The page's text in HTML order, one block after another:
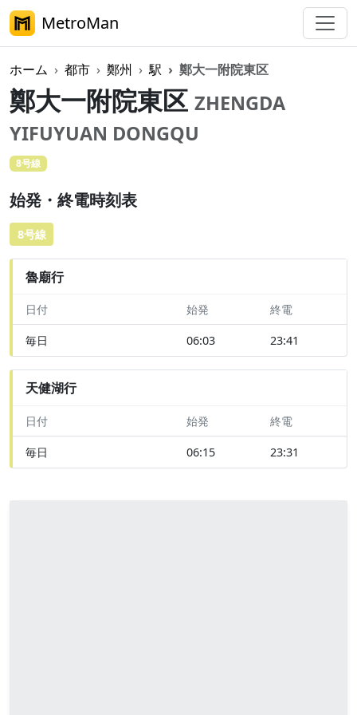
MetroMan
ホーム 都市 鄭州 駅 鄭大一附院東区
鄭大一附院東区 ZHENGDA
YIFUYUAN DONGQU
8号線
始発・終電時刻表
8号線
魯廟行
日付 始発 終電
毎日 06:03 23:41
天健湖行
日付 始発 終電
毎日 06:15 23:31